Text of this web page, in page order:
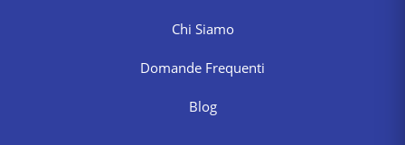
Chi Siamo
Domande Frequenti
Blog